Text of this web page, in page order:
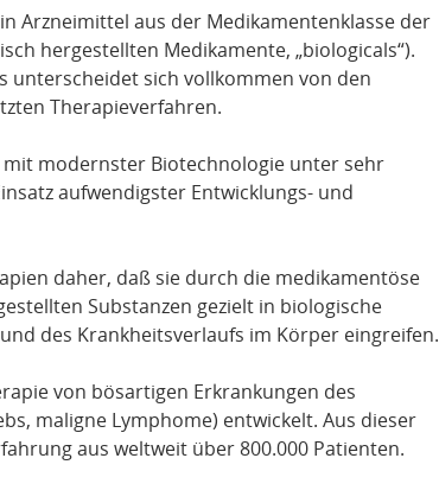
Arzneimittel aus der Medikamentenklasse der
hergestellten Medikamente, „biologicals“).
unterscheidet sich vollkommen von den
Therapieverfahren.
mit modernster Biotechnologie unter sehr
aufwendigster Entwicklungs- und
daher, daß sie durch die medikamentöse
Substanzen gezielt in biologische
des Krankheitsverlaufs im Körper eingreifen.
von bösartigen Erkrankungen des
maligne Lymphome) entwickelt. Aus dieser
aus weltweit über 800.000 Patienten.